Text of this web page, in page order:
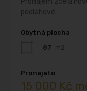
podlahové…
Obytná plocha
87 m2
Pronajato
15 000 Kč